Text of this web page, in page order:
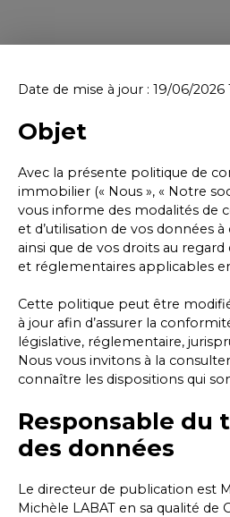
Date de mise à jour : 19/06/2026
Objet
Avec la présente politique de
immobilier (« Nous », « Notre
vous informe des modalités de
et d’utilisation de vos données
ainsi que de vos droits au
et réglementaires applicables
Cette politique peut être
à jour afin d’assurer la
législative, réglementaire,
Nous vous invitons à la
connaître les dispositions qui
Responsable du
des données
Le directeur de publication est
Michèle LABAT en sa qualité de